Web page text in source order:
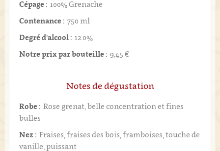
Cépage : 100% Grenache
Contenance : 750 ml
Degré d'alcool : 12.0%
Notre prix par bouteille : 9,45 €
Notes de dégustation
Robe : Rose grenat, belle concentration et fines
bulles
Nez : Fraises, fraises des bois, framboises, touche de
vanille, puissant